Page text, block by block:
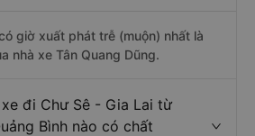
giờ xuất phát trễ (muộn) nhất là
nhà xe Tân Quang Dũng.
đi Chư Sê - Gia Lai từ
Bình nào có chất